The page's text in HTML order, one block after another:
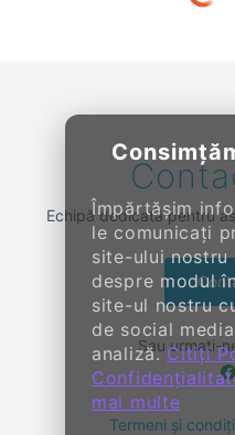
Împărtășim
le comunicați
site-ului
despre modul
site-ul nostru
de social
analiză.Citiți
mai multe
Echipă dedicată pentru
Sau urmați-
Termeni și